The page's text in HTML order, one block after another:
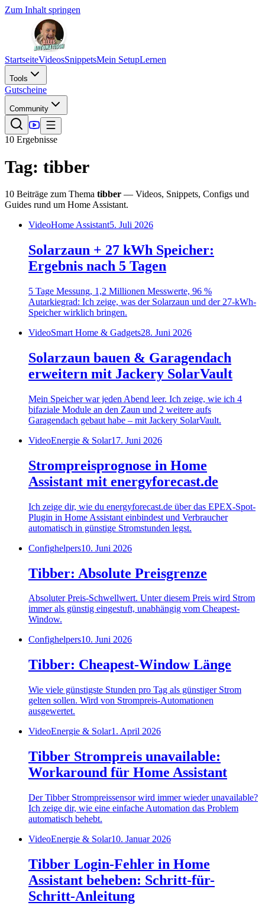
Zum Inhalt springen
StartseiteVideosSnippetsMein SetupLernen
Tools
Gutscheine
Community
10 Ergebnisse
Tag: tibber
10 Beiträge zum Thema tibber — Videos, Snippets, Configs und
Guides rund um Home Assistant.
VideoHome Assistant5. Juli 2026
Solarzaun + 27 kWh Speicher:
Ergebnis nach 5 Tagen
5 Tage Messung, 1,2 Millionen Messwerte, 96 %
Autarkiegrad: Ich zeige, was der Solarzaun und der 27-kWh-
Speicher wirklich bringen.
VideoSmart Home & Gadgets28. Juni 2026
Solarzaun bauen & Garagendach
erweitern mit Jackery SolarVault
Mein Speicher war jeden Abend leer. Ich zeige, wie ich 4
bifaziale Module an den Zaun und 2 weitere aufs
Garagendach gebaut habe – mit Jackery SolarVault.
VideoEnergie & Solar17. Juni 2026
Strompreisprognose in Home
Assistant mit energyforecast.de
Ich zeige dir, wie du energyforecast.de über das EPEX-Spot-
Plugin in Home Assistant einbindest und Verbraucher
automatisch in günstige Stromstunden legst.
Confighelpers10. Juni 2026
Tibber: Absolute Preisgrenze
Absoluter Preis-Schwellwert. Unter diesem Preis wird Strom
immer als günstig eingestuft, unabhängig vom Cheapest-
Window.
Confighelpers10. Juni 2026
Tibber: Cheapest-Window Länge
Wie viele günstigste Stunden pro Tag als günstiger Strom
gelten sollen. Wird von Strompreis-Automationen
ausgewertet.
VideoEnergie & Solar1. April 2026
Tibber Strompreis unavailable:
Workaround für Home Assistant
Der Tibber Strompreissensor wird immer wieder unavailable?
Ich zeige dir, wie eine einfache Automation das Problem
automatisch behebt.
VideoEnergie & Solar10. Januar 2026
Tibber Login-Fehler in Home
Assistant beheben: Schritt-für-
Schritt-Anleitung